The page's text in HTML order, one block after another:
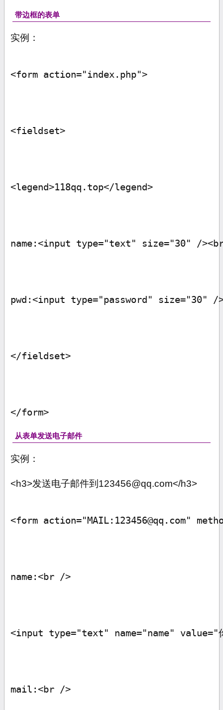
带边框的表单
实例：
<form action="index.php">
<fieldset>
<legend>118qq.top</legend>
name:<input type="text" size="30" /
pwd:<input type="password" size="30" /
</fieldset>
</form>
从表单发送电子邮件
实例：
<h3>发送电子邮件到 123456@qq.com</h3>
<form action="MAIL:123456@qq.com"
name:<br />
<input type="text" name="name" value="
mail:<br />